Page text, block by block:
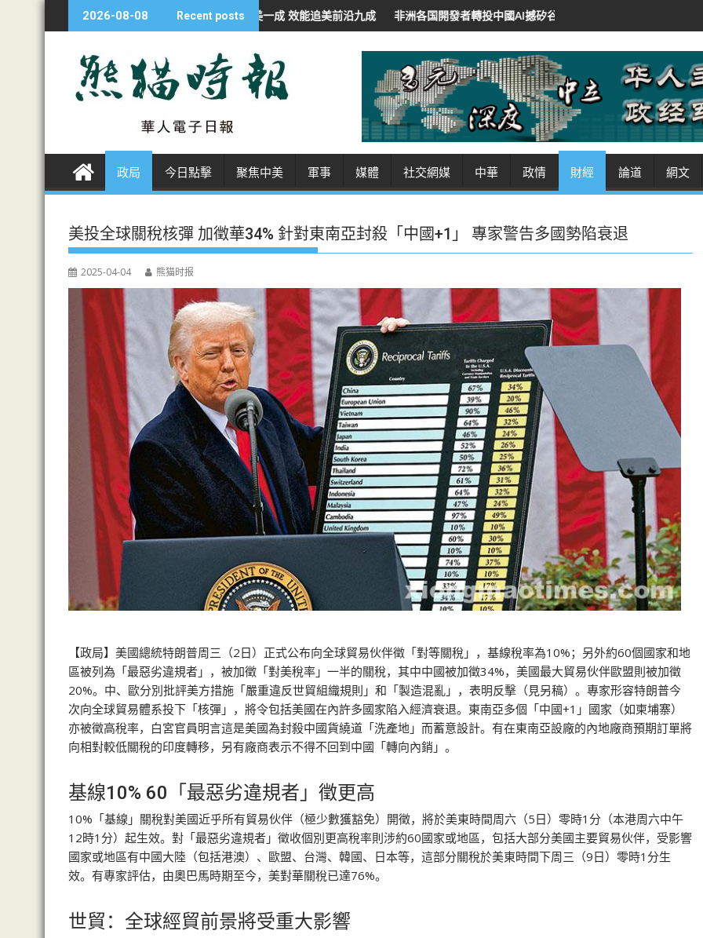
k
e
2026-08-08 Recent posts
濟學人：華AI投資不足美一成 效能追美前沿九成 非洲各国開發者轉投中國AI撼矽谷地位 低價開源招徠 紐時：華領導人將AI作軟實力
政局 今日點擊 聚焦中美 軍事 媒體 社交網媒 中華 政情 財經 論道 網文
美投全球關稅核彈 加徵華34% 針對東南亞封殺「中國+1」 專家警告多國勢陷衰退
2025-04-04 熊猫时报
【政局】美國總統特朗普周三（2日）正式公布向全球貿易伙伴徵「對等關稅」，基線稅率為10%；另外約60個國家和地
區被列為「最惡劣違規者」，被加徵「對美稅率」一半的關稅，其中中國被加徵34%，美國最大貿易伙伴歐盟則被加徵
20%。中、歐分別批評美方措施「嚴重違反世貿組織規則」和「製造混亂」，表明反擊（見另稿）。專家形容特朗普今
次向全球貿易體系投下「核彈」，將令包括美國在內許多國家陷入經濟衰退。東南亞多個「中國+1」國家（如柬埔寨）
亦被徵高稅率，白宮官員明言這是美國為封殺中國貨繞道「洗產地」而蓄意設計。有在東南亞設廠的內地廠商預期訂單將
向相對較低關稅的印度轉移，另有廠商表示不得不回到中國「轉向內銷」。
基線10% 60「最惡劣違規者」徵更高
10%「基線」關稅對美國近乎所有貿易伙伴（極少數獲豁免）開徵，將於美東時間周六（5日）零時1分（本港周六中午
12時1分）起生效。對「最惡劣違規者」徵收個別更高稅率則涉約60國家或地區，包括大部分美國主要貿易伙伴，受影響
國家或地區有中國大陸（包括港澳）、歐盟、台灣、韓國、日本等，這部分關稅於美東時間下周三（9日）零時1分生
效。有專家評估，由奧巴馬時期至今，美對華關稅已達76%。
世貿：全球經貿前景將受重大影響